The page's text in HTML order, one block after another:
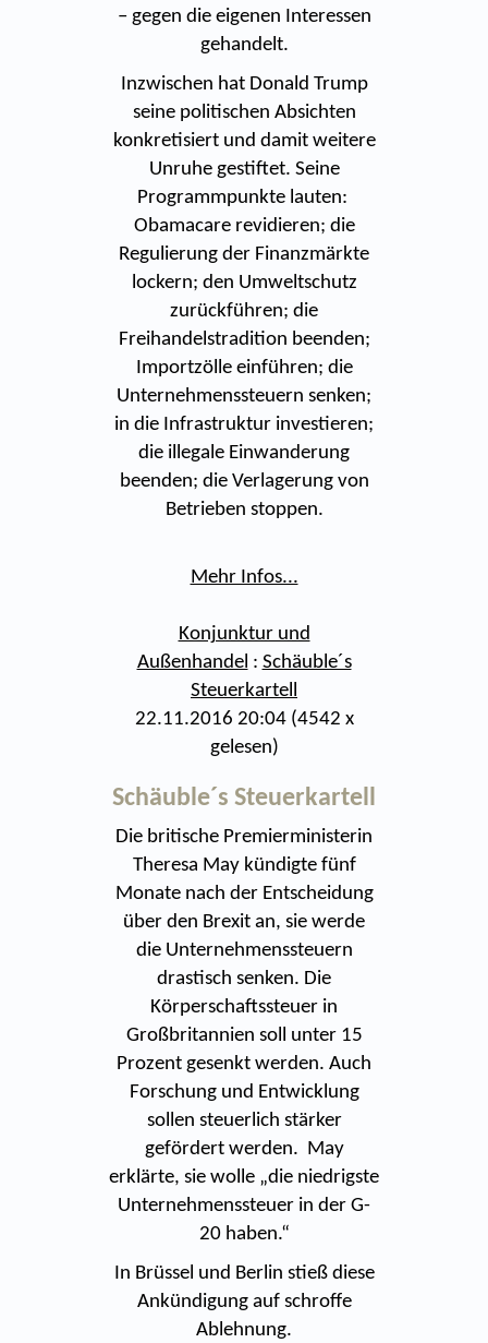
– gegen die eigenen Interessen
gehandelt.
Inzwischen hat Donald Trump
seine politischen Absichten
konkretisiert und damit weitere
Unruhe gestiftet. Seine
Programmpunkte lauten:
Obamacare revidieren; die
Regulierung der Finanzmärkte
lockern; den Umweltschutz
zurückführen; die
Freihandelstradition beenden;
Importzölle einführen; die
Unternehmenssteuern senken;
in die Infrastruktur investieren;
die illegale Einwanderung
beenden; die Verlagerung von
Betrieben stoppen.
Mehr Infos...
Konjunktur und
Außenhandel : Schäuble´s
Steuerkartell
22.11.2016 20:04(4542 x
gelesen)
Schäuble´s Steuerkartell
Die britische Premierministerin
Theresa May kündigte fünf
Monate nach der Entscheidung
über den Brexit an, sie werde
die Unternehmenssteuern
drastisch senken. Die
Körperschaftssteuer in
Großbritannien soll unter 15
Prozent gesenkt werden. Auch
Forschung und Entwicklung
sollen steuerlich stärker
gefördert werden. May
erklärte, sie wolle „die niedrigste
Unternehmenssteuer in der G-
20 haben.“
In Brüssel und Berlin stieß diese
Ankündigung auf schroffe
Ablehnung.